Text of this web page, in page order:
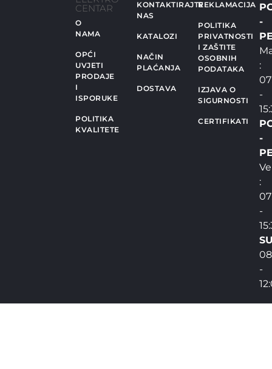
CENTAR
O
NAMA
OPĆI
UVJETI
PRODAJE
I
ISPORUKE
POLITIKA
KVALITETE
KONTAKTIRAJTE
NAS
KATALOZI
NAČIN
PLAĆANJA
DOSTAVA
REKLAMACIJA
POLITIKA
PRIVATNOSTI
I ZAŠTITE
OSOBNIH
PODATAKA
IZJAVA O
SIGURNOSTI
CERTIFIKATI
-
:
-
-
:
-
-